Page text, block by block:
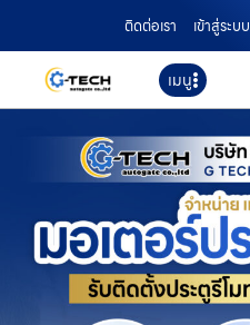
ติดต่อเรา เข้าสู่ระบบ
เมนู